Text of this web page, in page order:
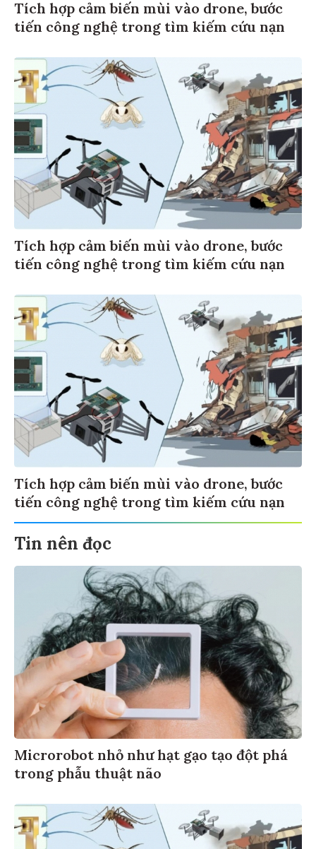
Tích hợp cảm biến mùi vào drone, bước
tiến công nghệ trong tìm kiếm cứu nạn
Tích hợp cảm biến mùi vào drone, bước
tiến công nghệ trong tìm kiếm cứu nạn
Tích hợp cảm biến mùi vào drone, bước
tiến công nghệ trong tìm kiếm cứu nạn
Tin nên đọc
Microrobot nhỏ như hạt gạo tạo đột phá
trong phẫu thuật não